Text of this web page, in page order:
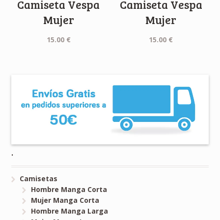
Camiseta Vespa
Mujer
15.00 €
Camiseta Vespa
Mujer
15.00 €
.
Camisetas
Hombre Manga Corta
Mujer Manga Corta
Hombre Manga Larga